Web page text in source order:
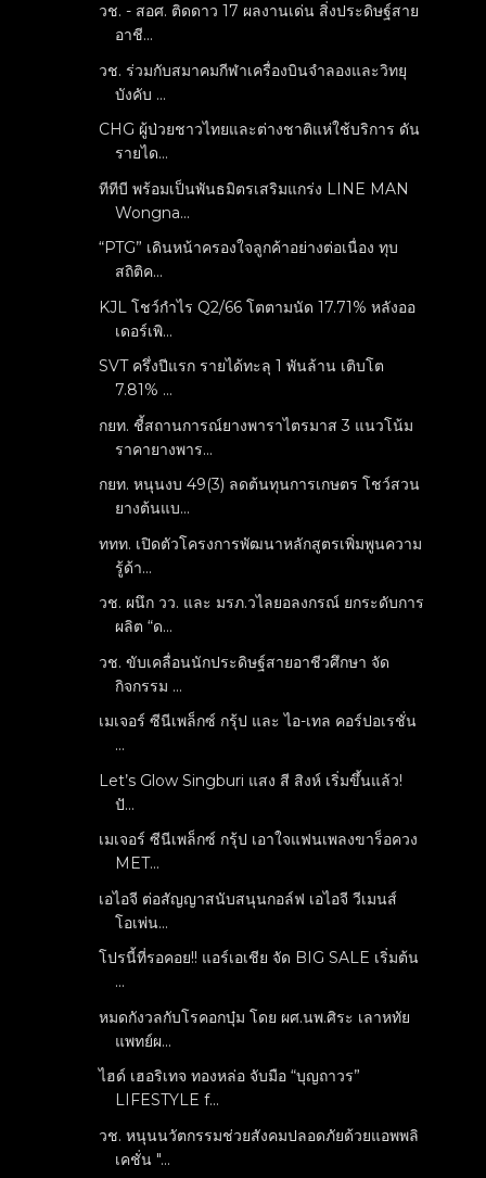
วช. - สอศ. ติดดาว 17 ผลงานเด่น สิ่งประดิษฐ์สาย
อาชี...
วช. ร่วมกับสมาคมกีฬาเครื่องบินจำลองและวิทยุ
บังคับ ...
CHG ผู้ป่วยชาวไทยและต่างชาติแห่ใช้บริการ ดัน
รายได...
ทีทีบี พร้อมเป็นพันธมิตรเสริมแกร่ง LINE MAN
Wongna...
“PTG” เดินหน้าครองใจลูกค้าอย่างต่อเนื่อง ทุบ
สถิติค...
KJL โชว์กำไร Q2/66 โตตามนัด 17.71% หลังออ
เดอร์เพิ...
SVT ครึ่งปีแรก รายได้ทะลุ 1 พันล้าน เติบโต
7.81% ...
กยท. ชี้สถานการณ์ยางพาราไตรมาส 3 แนวโน้ม
ราคายางพาร...
กยท. หนุนงบ 49(3) ลดต้นทุนการเกษตร โชว์สวน
ยางต้นแบ...
ททท. เปิดตัวโครงการพัฒนาหลักสูตรเพิ่มพูนความ
รู้ด้า...
วช. ผนึก วว. และ มรภ.วไลยอลงกรณ์ ยกระดับการ
ผลิต “ด...
วช. ขับเคลื่อนนักประดิษฐ์สายอาชีวศึกษา จัด
กิจกรรม ...
เมเจอร์ ซีนีเพล็กซ์ กรุ้ป และ ไอ-เทล คอร์ปอเรชั่น
...
Let’s Glow Singburi แสง สี สิงห์ เริ่มขึ้นแล้ว!
ปั...
เมเจอร์ ซีนีเพล็กซ์ กรุ้ป เอาใจแฟนเพลงขาร็อควง
MET...
เอไอจี ต่อสัญญาสนับสนุนกอล์ฟ เอไอจี วีเมนส์
โอเพ่น...
โปรนี้ที่รอคอย!! แอร์เอเชีย จัด BIG SALE เริ่มต้น
...
หมดกังวลกับโรคอกบุ๋ม โดย ผศ.นพ.ศิระ เลาหทัย
แพทย์ผ...
ไฮด์ เฮอริเทจ ทองหล่อ จับมือ “บุญถาวร”
LIFESTYLE f...
วช. หนุนนวัตกรรมช่วยสังคมปลอดภัยด้วยแอพพลิ
เคชั่น "...